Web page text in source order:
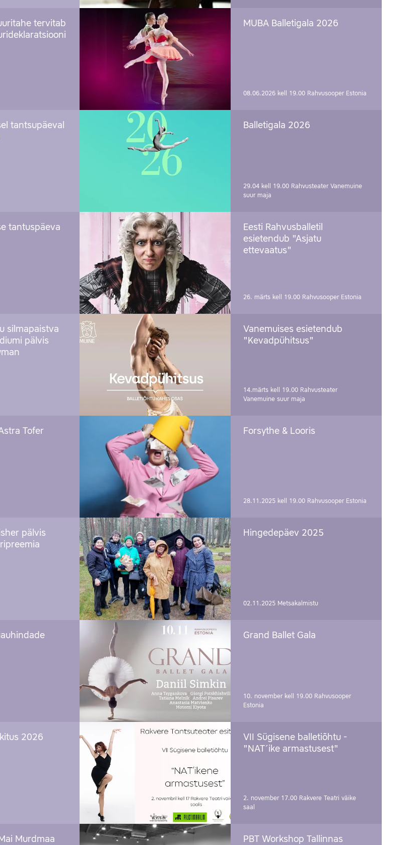
tervitab
tantsupäeval
tantuspäeva
silmapaistva
pälvis
Tofer
pälvis
2026
Murdmaa
MUBA Balletigala 2026
08.06.2026 kell 19.00 Rahvusooper Estonia
Balletigala 2026
29.04 kell 19.00 Rahvusteater Vanemuine
suur maja
Eesti Rahvusballetil
esietendub "Asjatu
ettevaatus"
26. märts kell 19.00 Rahvusooper Estonia
Vanemuises esietendub
"Kevadpühitsus"
14.märts kell 19.00 Rahvusteater
Vanemuine suur maja
Forsythe & Looris
28.11.2025 kell 19.00 Rahvusooper Estonia
Hingedepäev 2025
02.11.2025 Metsakalmistu
Grand Ballet Gala
10. november kell 19.00 Rahvusooper
Estonia
VII Sügisene balletiõhtu -
"NAT´ike armastusest"
2. november 17.00 Rakvere Teatri väike
saal
PBT Workshop Tallinnas